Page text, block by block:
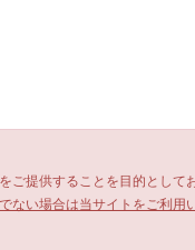
ご提供することを目的とし
ない場合は当サイトをご利